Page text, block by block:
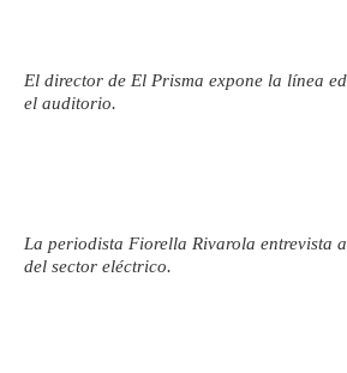
El director de El Prisma expone la línea
el auditorio.
La periodista Fiorella Rivarola entrevista
del sector eléctrico.